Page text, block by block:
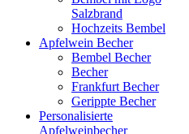
Salzbrand
Hochzeits Bembel
Apfelwein Becher
Bembel Becher
Becher
Frankfurt Becher
Gerippte Becher
Personalisierte
Apfelweinbecher